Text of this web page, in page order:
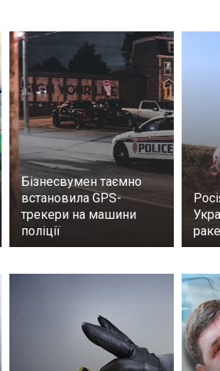
Бізнесвумен таємно
встановила GPS-
трекери на машини
поліції